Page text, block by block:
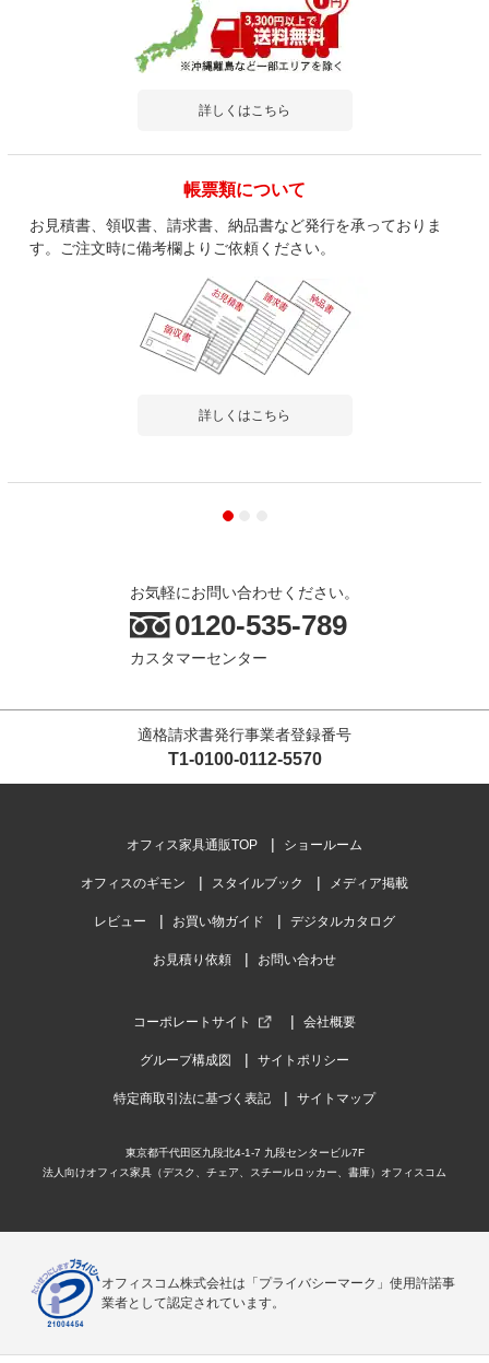
詳しくはこちら
帳票類について
お見積書、領収書、請求書、納品書など発行を承っておりま
す。ご注文時に備考欄よりご依頼ください。
詳しくはこちら
お気軽にお問い合わせください。
0120-535-789
カスタマーセンター
適格請求書発行事業者登録番号
T1-0100-0112-5570
オフィス家具通販TOP ショールーム
オフィスのギモン スタイルブック メディア掲載
レビュー お買い物ガイド デジタルカタログ
お見積り依頼 お問い合わせ
コーポレートサイト 会社概要
グループ構成図 サイトポリシー
特定商取引法に基づく表記 サイトマップ
東京都千代田区九段北4-1-7 九段センタービル7F
法人向けオフィス家具（デスク、チェア、スチールロッカー、書庫）オフィスコム
オフィスコム株式会社は「プライバシーマーク」使用許諾事
業者として認定されています。